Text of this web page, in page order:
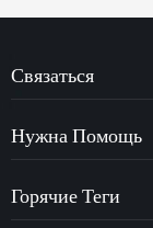
Связаться
Нужна Помощь
Горячие Теги